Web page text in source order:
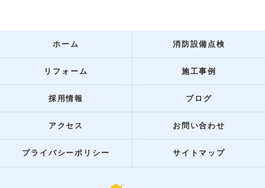
ホーム 消防設備点検
リフォーム 施工事例
採用情報 ブログ
アクセス お問い合わせ
プライバシーポリシー サイトマップ